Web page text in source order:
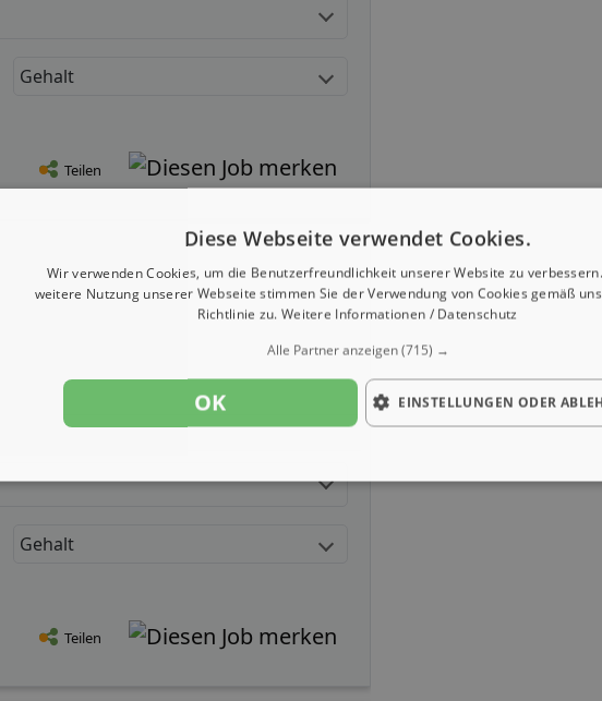
Gehalt
Teilen
Gehalt
Teilen
Diese Webseite verwendet Cookies.
Wir verwenden Cookies, um die Benutzerfreundlichkeit unserer Website zu
weitere Nutzung unserer Webseite stimmen Sie der Verwendung von Cookies gemäß
Richtlinie zu. Weitere Informationen / Datenschutz
Alle Partner anzeigen(715) →
OK EINSTELLUNGEN ODER